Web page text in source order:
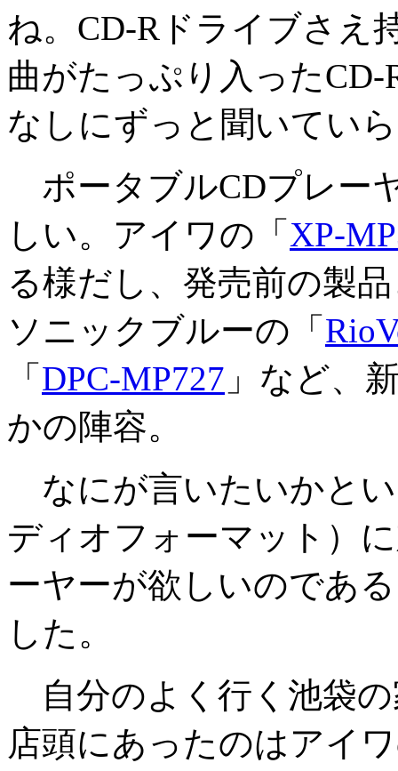
ね。CD-Rドライブさえ
曲がたっぷり入った
なしにずっと聞いてい
ポータブルCDプレー
しい。アイワの「 XP-
る様だし、発売前の製
ソニックブルーの「
「 DPC-MP727 」など、
かの陣容。
なにが言いたいかと
ディオフォーマット）
ーヤーが欲しいのであ
した。
自分のよく行く池袋
店頭にあったのはアイ